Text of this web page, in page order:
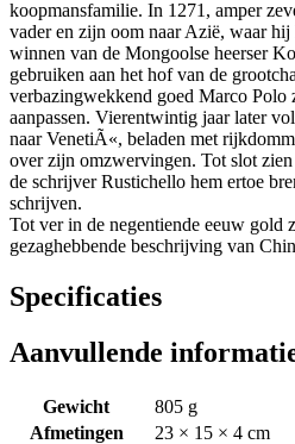
koopmansfamilie. In 1271, amper
vader en zijn oom naar Azië, waar
winnen van de Mongoolse heerser
gebruiken aan het hof van de
verbazingwekkend goed Marco Polo
aanpassen. Vierentwintig jaar later
naar VenetiÃ«, beladen met
over zijn omzwervingen. Tot slot
de schrijver Rustichello hem ertoe
schrijven.
Tot ver in de negentiende eeuw gold
gezaghebbende beschrijving van
Specificaties
Aanvullende
Gewicht
805 g
Afmetingen
23 × 15 × 4 cm